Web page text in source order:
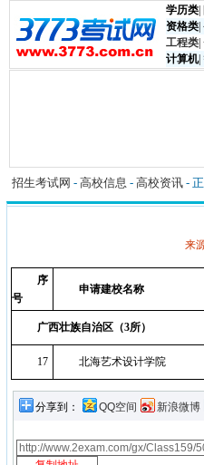
学历类
资格类
工程类
计算机|
招生考试网 - 高校信息 - 高校资讯 -
来
序
号
申请建校名称
广西壮族自治区（3所）
17 北海艺术设计学院
分享到： QQ空间 新浪微博